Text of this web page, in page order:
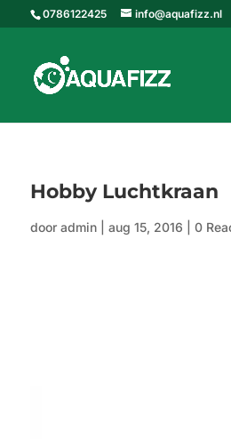
0786122425 info@aquafizz.nl
Hobby Luchtkraan
door admin| aug 15, 2016 0